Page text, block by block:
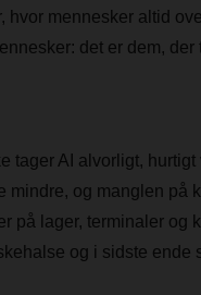
hvor mennesker altid
det er dem,
tager AI alvorligt, hurtigt
mindre, og manglen på
på lager, terminaler og
og i sidste ende